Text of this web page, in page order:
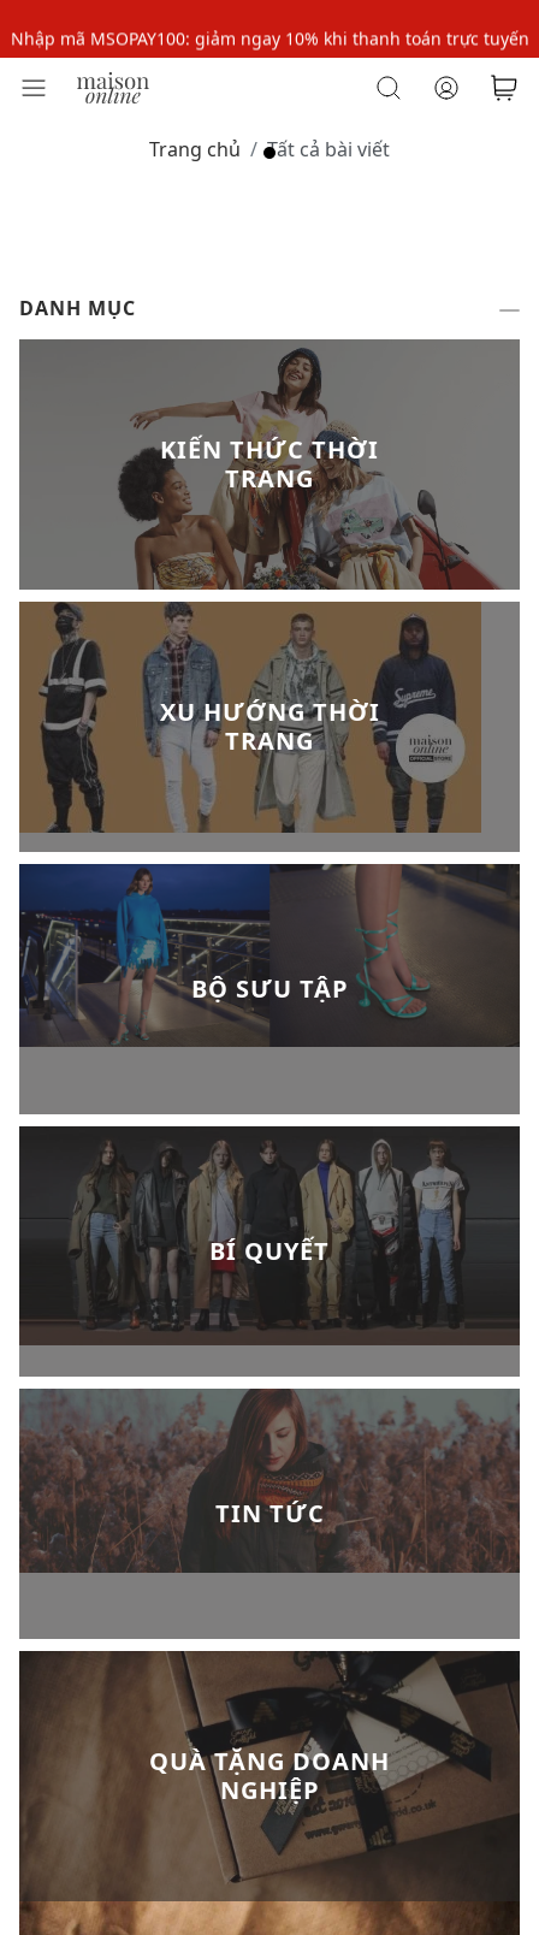
Nhập mã MSOPAY100: giảm ngay 10% khi thanh toán trực tuyến
Nhập mã: MSOXINCHAO - Giảm 10% đơn đầu cho thành viên mới!
Nhập mã: MSOXINCHAO - Giảm 10% đơn đầu cho thành viên mới!
Trang chủ Tất cả bài viết
DANH MỤC
KIẾN THỨC THỜI
TRANG
XU HƯỚNG THỜI
TRANG
BỘ SƯU TẬP
BÍ QUYẾT
TIN TỨC
QUÀ TẶNG DOANH
NGHIỆP